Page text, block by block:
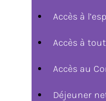
Accès à
Accès à
Accès au
Déjeuner